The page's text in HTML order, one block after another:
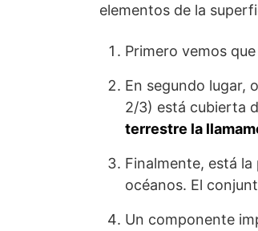
elementos de la
Primero vemos
En segundo lugar,
2/3) está cubierta
terrestre la
Finalmente, está
océanos. El
Un componente